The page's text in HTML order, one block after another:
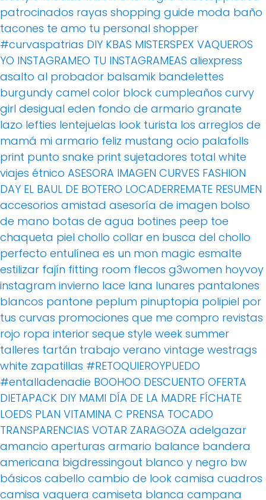
patrocinados rayas shopping guide moda baño
tacones te amo tu personal shopper
#curvaspatrias DIY KBAS MISTERSPEX VAQUEROS
YO INSTAGRAMEO TU INSTAGRAMEAS aliexpress
asalto al probador balsamik bandelettes
burgundy camel color block cumpleaños curvy
girl desigual eden fondo de armario granate
lazo lefties lentejuelas look turista los arreglos de
mamá mi armario feliz mustang ocio palafolls
print punto snake print sujetadores total white
viajes étnico ASESORA IMAGEN CURVES FASHION
DAY EL BAUL DE BOTERO LOCADERREMATE RESUMEN
accesorios amistad asesoría de imagen bolso
de mano botas de agua botines peep toe
chaqueta piel chollo collar en busca del chollo
perfecto entulínea es un mon magic esmalte
estilizar fajín fitting room flecos g3women hoyvoy
instagram invierno lace lana lunares pantalones
blancos pantone peplum pinuptopia polipiel por
tus curvas promociones que me compro revistas
rojo ropa interior seque style week summer
talleres tartán trabajo verano vintage westrags
white zapatillas #RETOQUIEROYPUEDO
#entalladenadie BOOHOO DESCUENTO OFERTA
DIETAPACK DIY MAMI DÍA DE LA MADRE FÍCHATE
LOEDS PLAN VITAMINA C PRENSA TOCADO
TRANSPARENCIAS VOTAR ZARAGOZA adelgazar
amancio aperturas armario balance bandera
americana bigdressingout blanco y negro bw
básicos cabello cambio de look camisa cuadros
camisa vaquera camiseta blanca campana